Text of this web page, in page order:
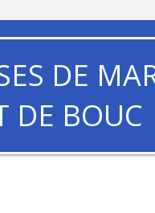
DE
DE BOUC